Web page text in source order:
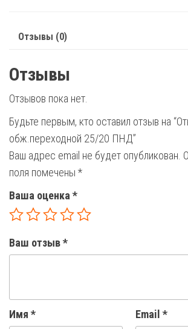
Отзывы (0)
Отзывы
Отзывов пока нет.
Будьте первым, кто оставил отзыв на
обж.переходной 25/20 ПНД”
Ваш адрес email не будет опубликован.
поля помечены *
Ваша оценка *
Ваш отзыв*
Имя * Email *